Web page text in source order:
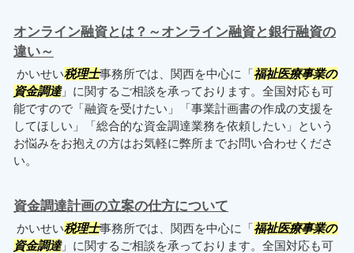
オンライン融資とは？～オンライン融資と銀行融資の
違い～
かいせい税理士事務所では、関西を中心に「福祉医療事業の
資金調達」に関するご相談を承っております。全国対応も可
能ですので「融資を受けたい」「事業計画書の作成の支援を
してほしい」「総合的な資金調達業務を依頼したい」という
お悩みをお抱えの方はお気軽に弊所までお問い合わせくださ
い。
資金調達計画の立案の仕方について
かいせい税理士事務所では、関西を中心に「福祉医療事業の
資金調達」に関するご相談を承っております。全国対応も可